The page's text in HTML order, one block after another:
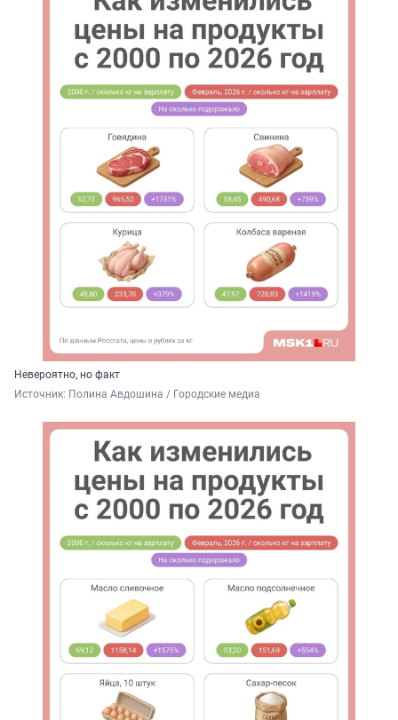
Невероятно, но факт
Источник: Полина Авдошина / Городские медиа